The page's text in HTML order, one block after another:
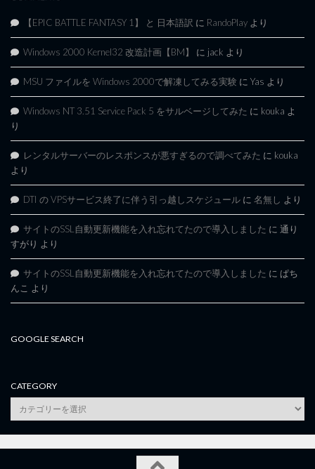
【EPIC BATTLE FANTASY 1】 と 日本語訳 に RandoPlay より
Windows 2000 Kernel32 改造計画【BM】 に jack より
MSU ファイルを Windows 2000で解凍してみる実験 に Yas より
Windows NT 3.51 Service Pack 5 をサルベージしてみた に kouka よ
り
レンタルサーバーのレスポンスが悪すぎるので調べてみた に kouka
より
DTI の VPSサービス終了に伴う引っ越しスケジュール に 名無し より
サイトのSSL自動更新機能を入れ忘れてたので導入しました に 通り
すがり より
サイトのSSL自動更新機能を入れ忘れてたので導入しました に ぱち
んこ より
GOOGLE SEARCH
CATEGORY
category